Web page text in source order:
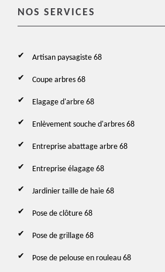
NOS SERVICES
Artisan paysagiste 68
Coupe arbres 68
Elagage d'arbre 68
Enlèvement souche d'arbres 68
Entreprise abattage arbre 68
Entreprise élagage 68
Jardinier taille de haie 68
Pose de clôture 68
Pose de grillage 68
Pose de pelouse en rouleau 68